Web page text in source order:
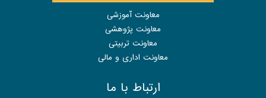
معاونت آموزشی
معاونت پژوهشی
معاونت تربیتی
معاونت اداری و مالی
ارتباط با ما